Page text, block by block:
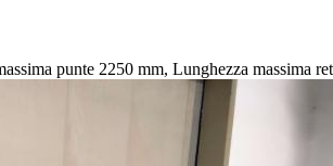
punte 2250 mm, Lunghezza massima